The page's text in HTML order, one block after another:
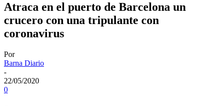
Atraca en el puerto de Barcelona un
crucero con una tripulante con
coronavirus
Por
Barna Diario
-
22/05/2020
0